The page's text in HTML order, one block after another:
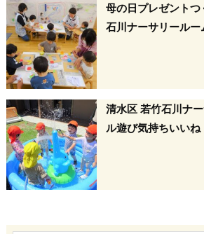
母の日プレゼント
石川ナーサリールー
清水区 若竹石川ナ
ル遊び気持ちいいね